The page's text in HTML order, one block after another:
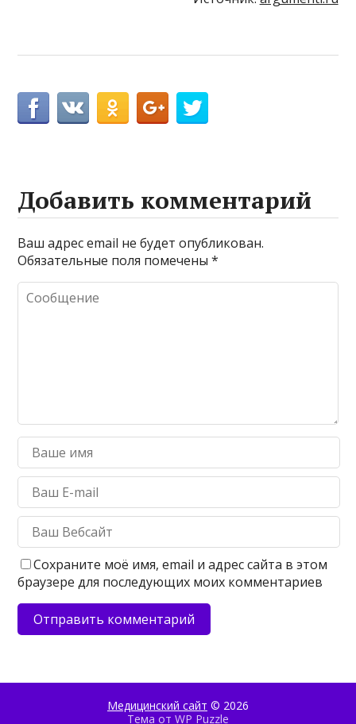
Добавить комментарий
Ваш адрес email не будет опубликован.
Обязательные поля помечены*
Сохраните моё имя, email и адрес сайта в этом
браузере для последующих моих комментариев
Медицинский сайт © 2026
Тема от WP Puzzle